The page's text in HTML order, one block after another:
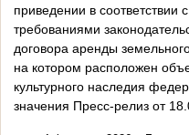
приведении в соответствии с
требованиями
договора аренды земельного
на котором расположен
культурного наследия
значения Пресс-релиз от